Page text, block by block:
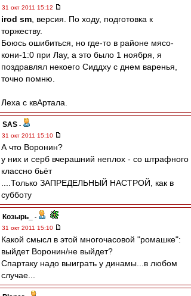
31 окт 2011 15:12
irod sm , версия. По ходу, подготовка к
торжеству.
Боюсь ошибиться, но где-то в районе мясо-
кони-1:0 при Лау, а это было 1 ноября, я
поздравлял некоего Сиддху с днем варенья,
точно помню.
Леха с квАртала.
SAS -
31 окт 2011 15:10
А что Воронин?
у них и серб вчерашний неплох - со штрафного
классно бьёт
....Только ЗАПРЕДЕЛЬНЫЙ НАСТРОЙ, как в
субботу
Козырь_
-
31 окт 2011 15:10
Какой смысл в этой многочасовой "ромашке":
выйдет Воронин/не выйдет?
Спартаку надо выиграть у динамы...в любом
случае...